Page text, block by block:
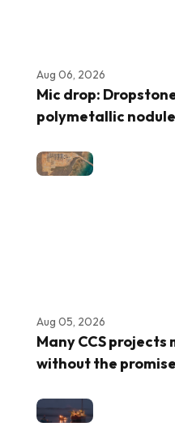
Aug 06, 2026
Mic drop:
polymetallic
Aug 05, 2026
Many CCS
without the